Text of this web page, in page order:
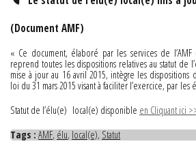
(Document AMF)
« Ce document, élaboré par les services de
reprend toutes les dispositions relatives au statut de
mise à jour au 16 avril 2015, intègre les dispositions
loi du 31 mars 2015 visant à faciliter l’exercice, par les
Statut de l’élu(e) local(e) disponible en Cliquant ici
Tags : AMF, élu, local(e), Statut